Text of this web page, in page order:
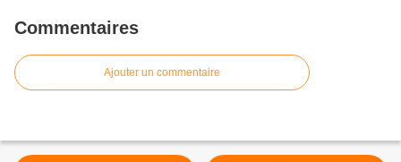
Commentaires
Ajouter un commentaire